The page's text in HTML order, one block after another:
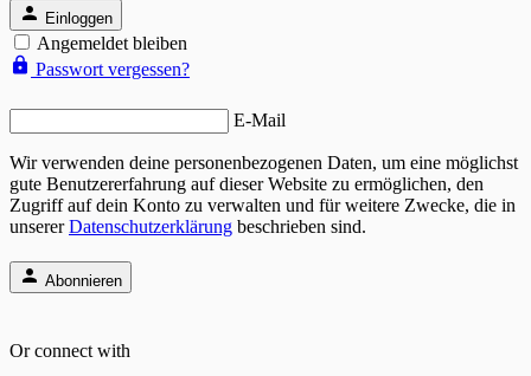
Einloggen
Angemeldet bleiben
Passwort vergessen?
E-Mail
Wir verwenden deine personenbezogenen Daten, um eine möglichst
gute Benutzererfahrung auf dieser Website zu ermöglichen, den
Zugriff auf dein Konto zu verwalten und für weitere Zwecke, die in
unsererDatenschutzerklärung beschrieben sind.
Abonnieren
Or connect with